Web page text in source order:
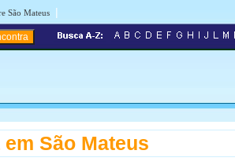
São Mateus |
São Mateus